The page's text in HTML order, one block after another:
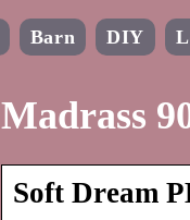
Barn DIY
Madrass
Soft Dream